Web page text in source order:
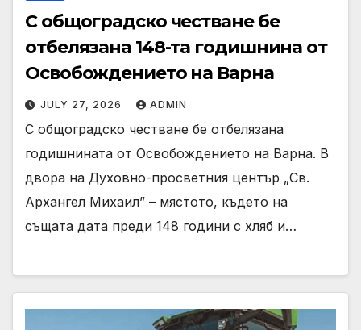
С общоградско честване бе
отбелязана 148-та годишнина от
Освобождението на Варна
JULY 27, 2026 ADMIN
С общоградско честване бе отбелязана
годишнината от Освобождението на Варна. В
двора на Духовно-просветния център „Св.
Архангел Михаил” – мястото, където на
същата дата преди 148 години с хляб и…